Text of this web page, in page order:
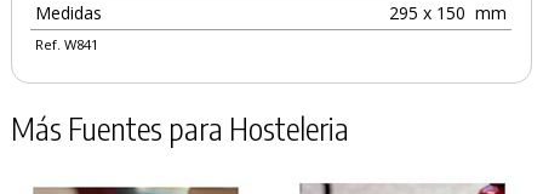
Medidas
295 x 150 mm
Ref. W841
Más Fuentes para Hosteleria